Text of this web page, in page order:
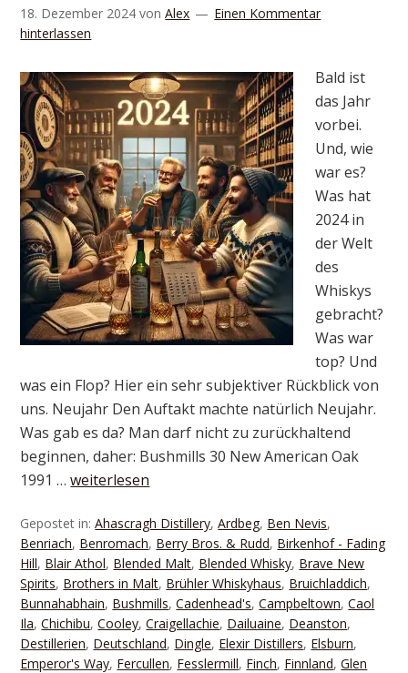
18. Dezember 2024 vonAlex
Einen Kommentar
hinterlassen
Bald ist
das Jahr
vorbei.
Und, wie
war es?
Was hat
2024 in
der Welt
des
Whiskys
gebracht?
Was war
top? Und
was ein Flop? Hier ein sehr subjektiver Rückblick von
uns. Neujahr Den Auftakt machte natürlich Neujahr.
Was gab es da? Man darf nicht zu zurückhaltend
beginnen, daher: Bushmills 30 New American Oak
1991 …weiterlesen
Gepostet in:Ahascragh Distillery,Ardbeg, Ben Nevis,
Benriach, Benromach, Berry Bros. & Rudd, Birkenhof - Fading
Hill, Blair Athol, Blended Malt, Blended Whisky, Brave New
Spirits, Brothers in Malt, Brühler Whiskyhaus, Bruichladdich,
Bunnahabhain, Bushmills,Cadenhead's,Campbeltown,Caol
Ila,Chichibu,Cooley,Craigellachie, Dailuaine, Deanston,
Destillerien, Deutschland, Dingle, Elexir Distillers, Elsburn,
Emperor's Way, Fercullen, Fesslermill, Finch, Finnland,Glen